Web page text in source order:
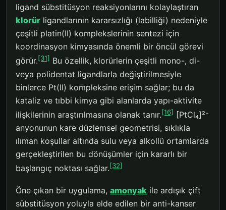
ligand sübstitüsyon reaksiyonlarını kolaylaştıran
klorür ligandlarının kararsızlığı (labilliği) nedeniyle
çeşitli platin(II) komplekslerinin sentezi için
koordinasyon kimyasında önemli bir öncül görevi
görür.[31] Bu özellik, klorürlerin çeşitli mono-, di-
veya polidentat ligandlarla değiştirilmesiyle
binlerce Pt(II) kompleksine erişim sağlar; bu da
kataliz ve tıbbi kimya gibi alanlarda yapı-aktivite
ilişkilerinin araştırılmasına olanak tanır.[16]
[PtCl₄]²⁻
anyonunun kare düzlemsel geometrisi, sıklıkla
ılıman koşullar altında sulu veya alkollü ortamlarda
gerçekleştirilen bu dönüşümler için kararlı bir
başlangıç ​​noktası sağlar.[32]
Öne çıkan bir uygulama, amonyak ile ardışık çift
sübstitüsyon yoluyla elde edilen bir anti-kanser